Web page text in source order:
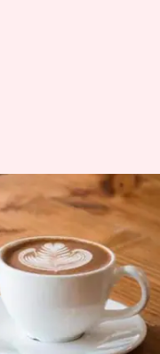
Dalam
am
sekadar kafe